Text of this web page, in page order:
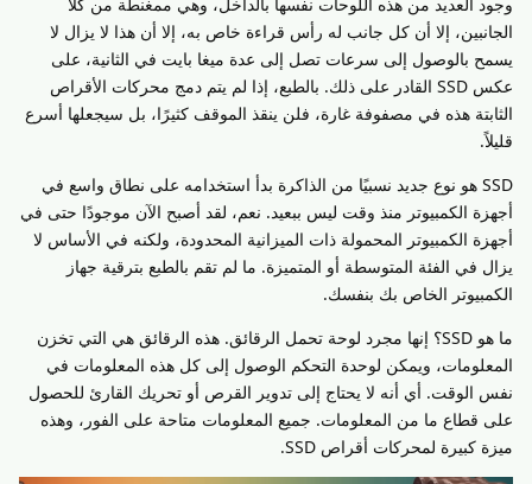
الجانبين، إلا أن كل جانب له رأس قراءة خاص به، إلا أن هذا لا يزال لا
يسمح بالوصول إلى سرعات تصل إلى عدة ميغا بايت في الثانية، على
عكس SSD القادر على ذلك. بالطبع، إذا لم يتم دمج محركات الأقراص
الثابتة هذه في مصفوفة غارة، فلن ينقذ الموقف كثيرًا، بل سيجعلها أسرع
قليلاً.
SSD هو نوع جديد نسبيًا من الذاكرة بدأ استخدامه على نطاق واسع في
أجهزة الكمبيوتر منذ وقت ليس ببعيد. نعم، لقد أصبح الآن موجودًا حتى في
أجهزة الكمبيوتر المحمولة ذات الميزانية المحدودة، ولكنه في الأساس لا
يزال في الفئة المتوسطة أو المتميزة. ما لم تقم بالطبع بترقية جهاز
الكمبيوتر الخاص بك بنفسك.
ما هو SSD؟ إنها مجرد لوحة تحمل الرقائق. هذه الرقائق هي التي تخزن
المعلومات، ويمكن لوحدة التحكم الوصول إلى كل هذه المعلومات في
نفس الوقت. أي أنه لا يحتاج إلى تدوير القرص أو تحريك القارئ للحصول
على قطاع ما من المعلومات. جميع المعلومات متاحة على الفور، وهذه
ميزة كبيرة لمحركات أقراص SSD.